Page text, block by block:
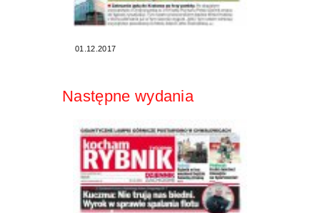
01.12.2017
Następne wydania